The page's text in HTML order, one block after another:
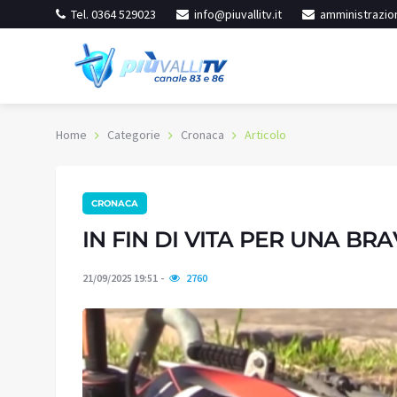
Tel. 0364 529023 info@piuvallitv.it
Home Categorie Cronaca Articolo
CRONACA
IN FIN DI VITA PER UNA
21/09/2025 19:51 2760
27.6
Cielo sereno